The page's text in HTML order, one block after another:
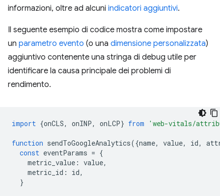
informazioni, oltre ad alcuni indicatori aggiuntivi.
Il seguente esempio di codice mostra come impostare
un parametro evento (o una dimensione personalizzata)
aggiuntivo contenente una stringa di debug utile per
identificare la causa principale dei problemi di
rendimento.
import {onCLS, onINP, onLCP} from 'web-vitals/
function sendToGoogleAnalytics({name, value, id,
const eventParams = {
metric_value : value,
metric_id : id,
}